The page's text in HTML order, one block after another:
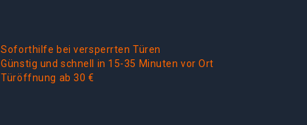
Soforthilfe bei versperrten Türen
Günstig und schnell in 15-35 Minuten vor Ort
Türöffnung ab 30 €